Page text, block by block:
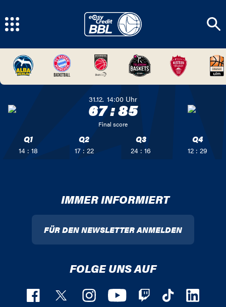
31.12. 14:00 Uhr
67:85
Final score
Q1
14 : 18
Q2
17 : 22
Q3
24 : 16
Q4
12 : 29
IMMER INFORMIERT
FÜR DEN NEWSLETTER ANMELDEN
FOLGE UNS AUF